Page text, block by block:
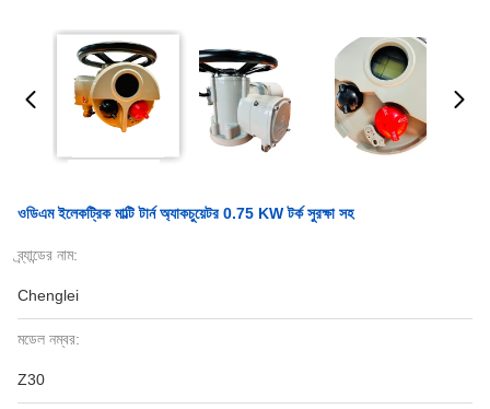
ওডিএম ইলেকট্রিক মাল্টি টার্ন অ্যাকচুয়েটর 0.75 KW টর্ক সুরক্ষা সহ
ব্র্যান্ডের নাম:
Chenglei
মডেল নম্বর:
Z30